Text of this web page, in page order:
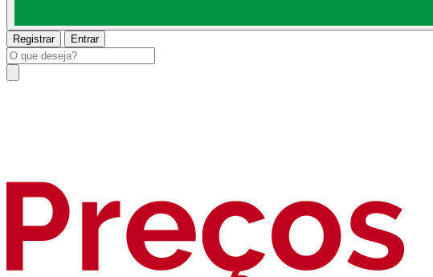
Registrar Entrar